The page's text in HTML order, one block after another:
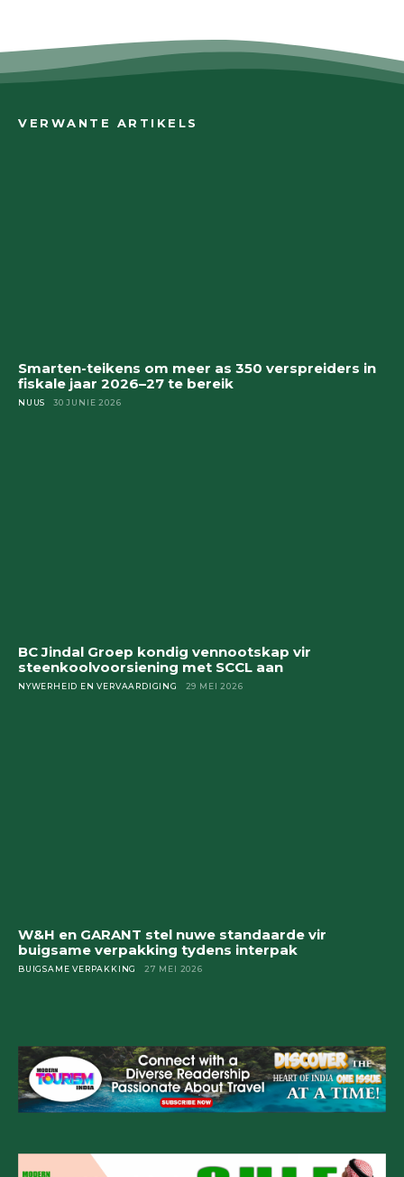
VERWANTE ARTIKELS
Smarten-teikens om meer as 350 verspreiders in
fiskale jaar 2026–27 te bereik
NUUS 30 JUNIE 2026
BC Jindal Groep kondig vennootskap vir
steenkoolvoorsiening met SCCL aan
NYWERHEID EN VERVAARDIGING 29 MEI 2026
W&H en GARANT stel nuwe standaarde vir
buigsame verpakking tydens interpak
BUIGSAME VERPAKKING 27 MEI 2026